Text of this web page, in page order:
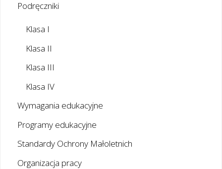
Podręczniki
Klasa I
Klasa II
Klasa III
Klasa IV
Wymagania edukacyjne
Programy edukacyjne
Standardy Ochrony Małoletnich
Organizacja pracy